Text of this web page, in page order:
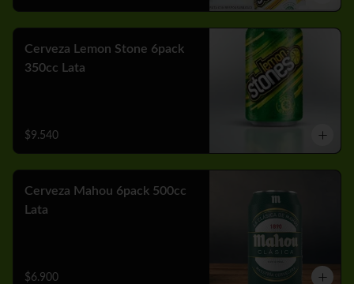
Cerveza Lemon Stone 6pack
350cc Lata
$9.540
Cerveza Mahou 6pack 500cc
Lata
$6.900